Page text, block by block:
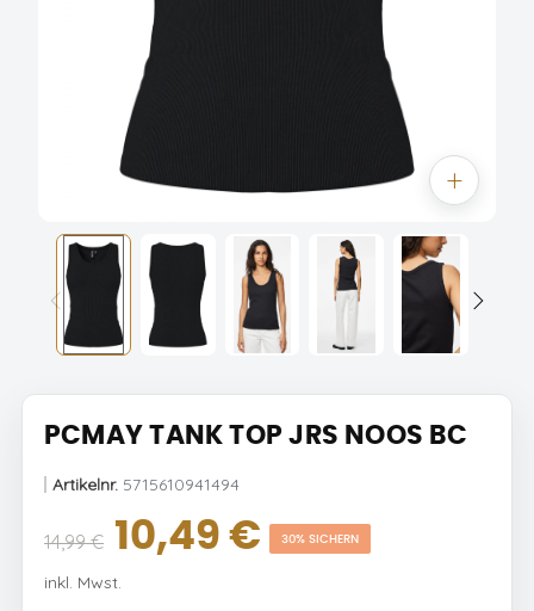
PCMAY TANK TOP JRS NOOS BC
Artikelnr. 5715610941494
14,99 € 10,49 € 30% SICHERN
inkl. Mwst.